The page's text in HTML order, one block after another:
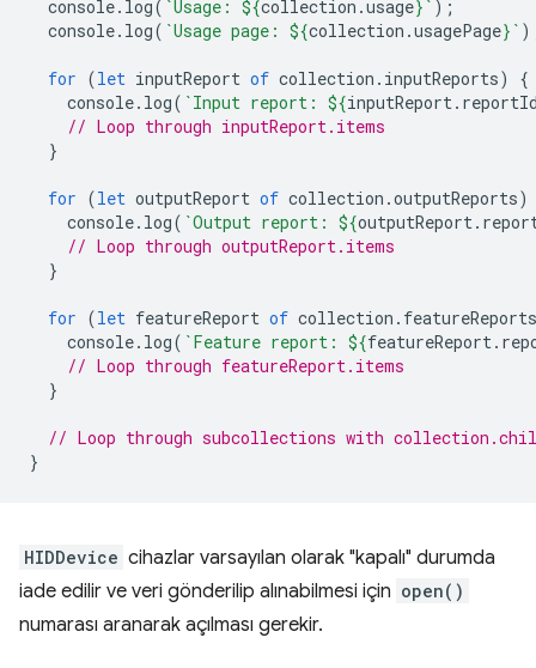
console. log( `Usage: ${collection .usage} ` );
console. log( `Usage page: ${collection .usagePage} `
for (let inputReport of collection . inputReports)
{
console. log( `Input report: ${inputReport.
// Loop through inputReport.items
}
for (let outputReport of collection .outputReports)
console. log( `Output report: ${outputReport.
// Loop through outputReport.items
}
for (let featureReport of collection . featureReports
console. log( `Feature report: ${featureReport.
// Loop through featureReport.items
}
// Loop through subcollections with
}
HIDDevice cihazlar varsayılan olarak "kapalı" durumda
iade edilir ve veri gönderilip alınabilmesi için open()
numarası aranarak açılması gerekir.